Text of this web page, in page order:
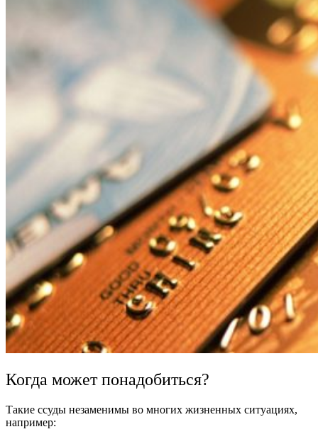
Когда может понадобиться?
Такие ссуды незаменимы во многих жизненных ситуациях,
например: